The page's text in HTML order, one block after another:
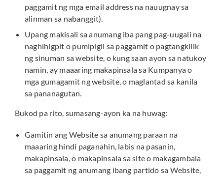
paggamit ng mga email address na nauugnay sa
alinman sa nabanggit).
Upang makisali sa anumang iba pang pag-uugali na
naghihigpit o pumipigil sa paggamit o pagtangkilik
ng sinuman sa website, o kung saan ayon sa natukoy
namin, ay maaaring makapinsala sa Kumpanya o
mga gumagamit ng website, o maglantad sa kanila
sa pananagutan.
Bukod pa rito, sumasang-ayon ka na huwag:
Gamitin ang Website sa anumang paraan na
maaaring hindi paganahin, labis na pasanin,
makapinsala, o makapinsala sa site o makagambala
sa paggamit ng anumang ibang partido sa Website,